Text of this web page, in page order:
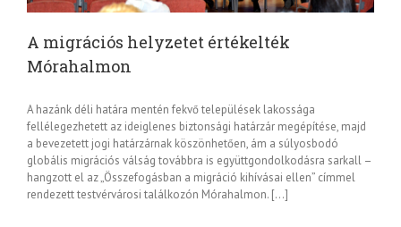
A migrációs helyzetet értékelték
Mórahalmon
A hazánk déli határa mentén fekvő települések lakossága
fellélegezhetett az ideiglenes biztonsági határzár megépítése, majd
a bevezetett jogi határzárnak köszönhetően, ám a súlyosbodó
globális migrációs válság továbbra is együttgondolkodásra sarkall –
hangzott el az „Összefogásban a migráció kihívásai ellen” címmel
rendezett testvérvárosi találkozón Mórahalmon. […]